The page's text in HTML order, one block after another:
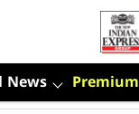
News Premium